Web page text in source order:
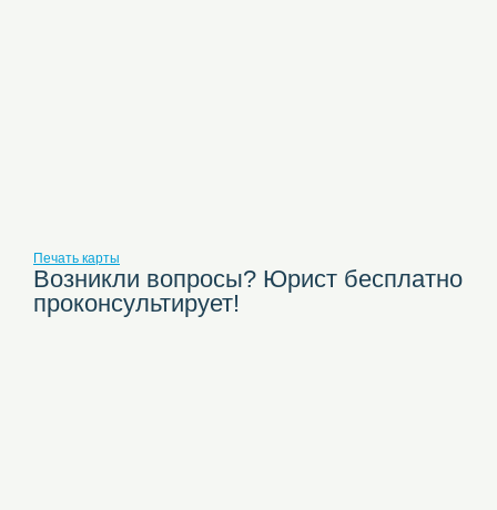
Печать карты
Возникли вопросы? Юрист бесплатно
проконсультирует!